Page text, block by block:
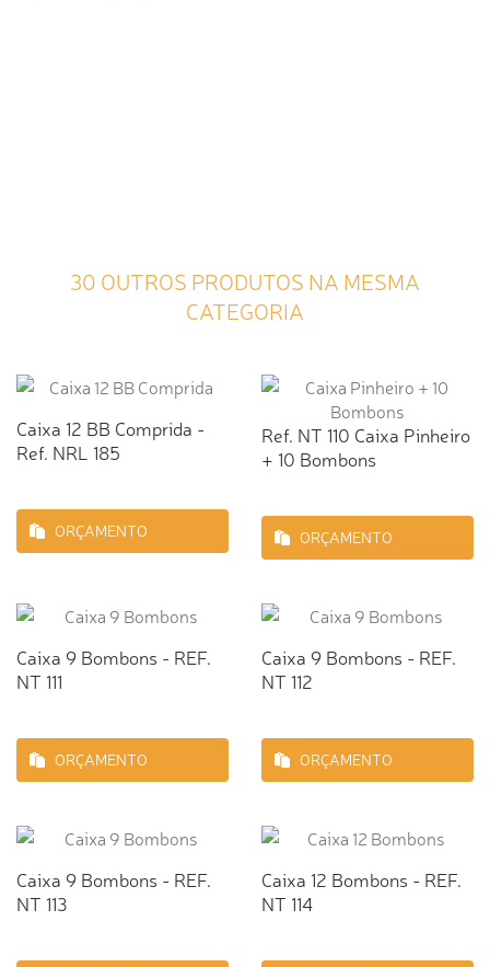
30 OUTROS PRODUTOS NA MESMA
CATEGORIA
Caixa 12 BB Comprida -
Ref. NRL 185
ORÇAMENTO
Ref. NT 110 Caixa Pinheiro
+ 10 Bombons
ORÇAMENTO
Caixa 9 Bombons - REF.
NT 111
ORÇAMENTO
Caixa 9 Bombons - REF.
NT 112
ORÇAMENTO
Caixa 9 Bombons - REF.
NT 113
Caixa 12 Bombons - REF.
NT 114